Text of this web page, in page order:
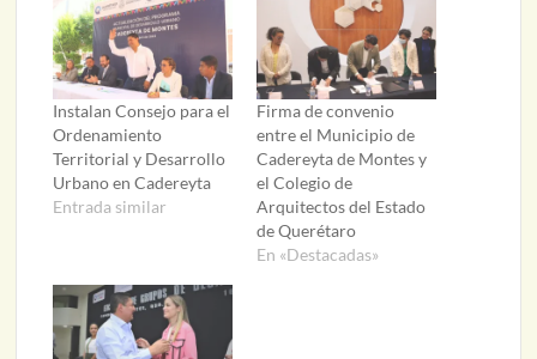
Instalan Consejo para el
Ordenamiento
Territorial y Desarrollo
Urbano en Cadereyta
Entrada similar
Firma de convenio
entre el Municipio de
Cadereyta de Montes y
el Colegio de
Arquitectos del Estado
de Querétaro
En «Destacadas»